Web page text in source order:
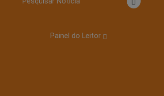
Pesquisar Notícia
Painel do Leitor